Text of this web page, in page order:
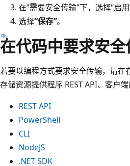
在“需要安全传输”下，选择“启用
选择“保存”。
在代码中要求安
若要以编程方式要求安全传输，请
存储资源提供程序 REST API、客户
REST API
PowerShell
CLI
NodeJS
.NET SDK